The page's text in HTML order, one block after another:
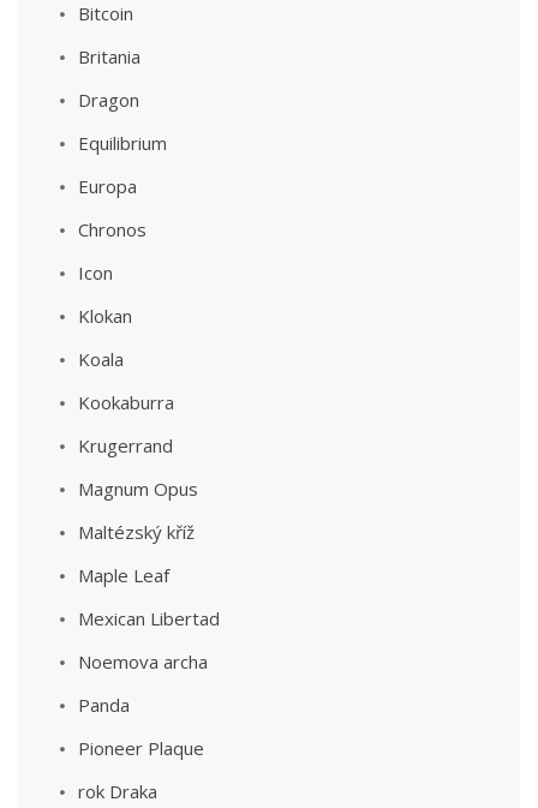
Bitcoin
Britania
Dragon
Equilibrium
Europa
Chronos
Icon
Klokan
Koala
Kookaburra
Krugerrand
Magnum Opus
Maltézský kříž
Maple Leaf
Mexican Libertad
Noemova archa
Panda
Pioneer Plaque
rok Draka